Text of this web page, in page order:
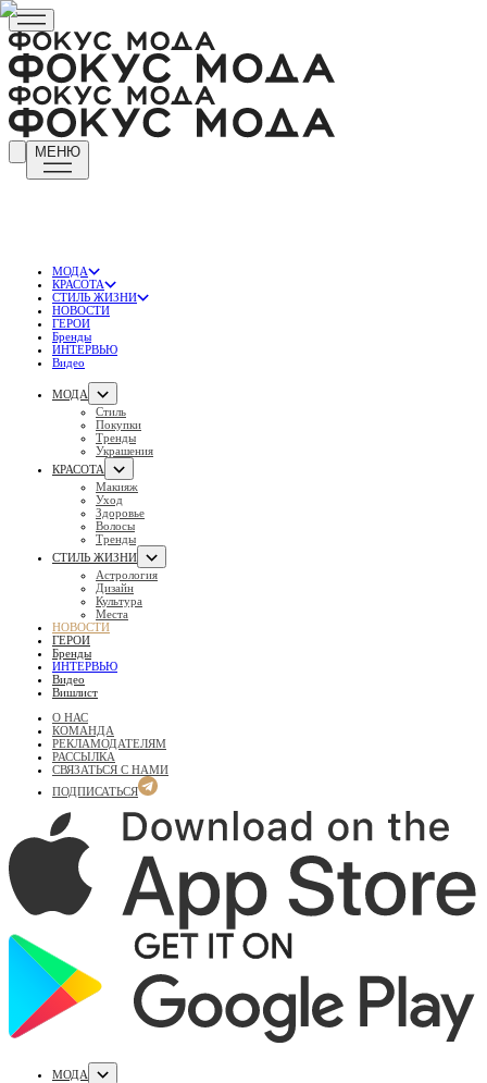
МЕНЮ
МОДА
КРАСОТА
СТИЛЬ ЖИЗНИ
НОВОСТИ
ГЕРОИ
Бренды
ИНТЕРВЬЮ
Видео
МОДА
Стиль
Покупки
Тренды
Украшения
КРАСОТА
Макияж
Уход
Здоровье
Волосы
Тренды
СТИЛЬ ЖИЗНИ
Астрология
Дизайн
Культура
Места
НОВОСТИ
ГЕРОИ
Бренды
ИНТЕРВЬЮ
Видео
Вишлист
О НАС
КОМАНДА
РЕКЛАМОДАТЕЛЯМ
РАССЫЛКА
СВЯЗАТЬСЯ С НАМИ
ПОДПИСАТЬСЯ
МОДА